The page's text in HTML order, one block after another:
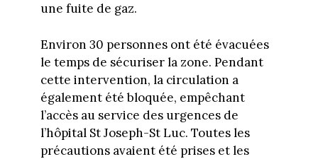
une fuite de gaz.
Environ 30 personnes ont été évacuées
le temps de sécuriser la zone. Pendant
cette intervention, la circulation a
également été bloquée, empêchant
l’accès au service des urgences de
l’hôpital St Joseph-St Luc. Toutes les
précautions avaient été prises et les